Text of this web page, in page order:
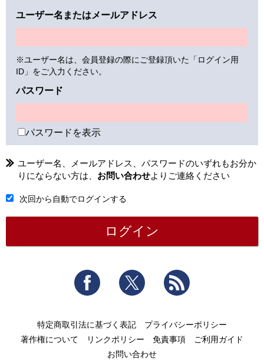
ユーザー名またはメールアドレス
※ユーザー名は、会員登録の際にご登録頂いた「ログイン用
ID」をご入力ください。
パスワード
パスワードを表示
ユーザー名、メールアドレス、パスワードのいずれもお分か
りにならない方は、 お問い合わせよりご連絡ください
次回から自動でログインする
Facebook Twitter
特定商取引法に基づく表記
プライバシーポリシー
著作権について
リンクポリシー 免責事項
ご利用ガイド
お問い合わせ